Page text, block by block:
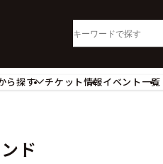
ら探す
ドスリーブ・カード収納ケース
チケット情報イベント一覧
ド